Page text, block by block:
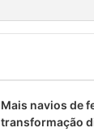
Mais navios de
transformação